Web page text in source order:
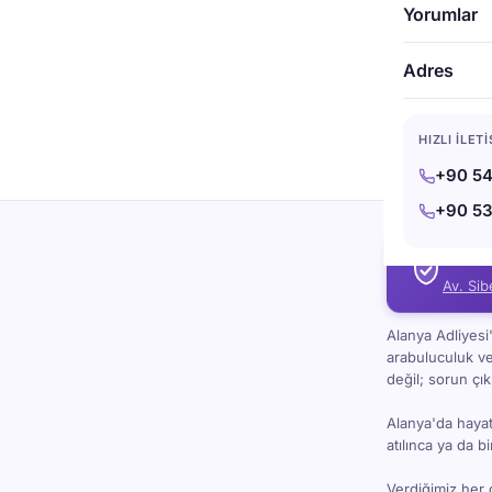
Yorumlar
Adres
HIZLI
+90
+90
Alanya
2025’te
yürütülen
süresinde
hukuki
Av.
Alanya
arabuluculuk
değil; sorun
Alanya'da
atılınca ya da